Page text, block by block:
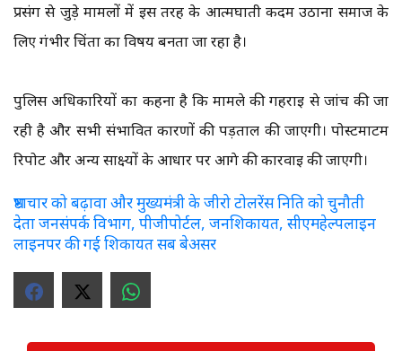
प्रसंग से जुड़े मामलों में इस तरह के आत्मघाती कदम उठाना समाज के
लिए गंभीर चिंता का विषय बनता जा रहा है।
पुलिस अधिकारियों का कहना है कि मामले की गहराई से जांच की जा
रही है और सभी संभावित कारणों की पड़ताल की जाएगी। पोस्टमार्टम
रिपोर्ट और अन्य साक्ष्यों के आधार पर आगे की कार्रवाई की जाएगी।
भ्रष्टाचार को बढ़ावा और मुख्यमंत्री के जीरो टोलरेंस निति को चुनौती
देता जनसंपर्क विभाग, पीजीपोर्टल, जनशिकायत, सीएमहेल्पलाइन
लाइनपर की गई शिकायत सब बेअसर